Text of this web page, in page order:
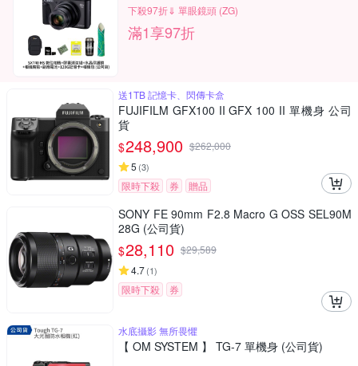
下殺97折⇓ 單眼鏡頭 (ZG)
滿1享97折
送1TB 記憶卡、閃傳卡盒
FUJIFILM GFX100 II GFX 100 II 單機身 公司
貨
$248,900 $262,000
5 (3)
限時下殺 券 贈品
SONY FE 90mm F2.8 Macro G OSS SEL90M
28G (公司貨)
$28,110 $29,589
4.7(1)
限時下殺 券
水底攝影 無所畏懼
【 OM SYSTEM 】 TG-7 單機身 (公司貨)